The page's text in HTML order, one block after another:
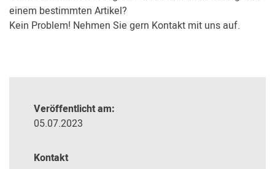
einem bestimmten Artikel?
Kein Problem! Nehmen Sie gern Kontakt mit uns auf.
Veröffentlicht am:
05.07.2023
Kontakt